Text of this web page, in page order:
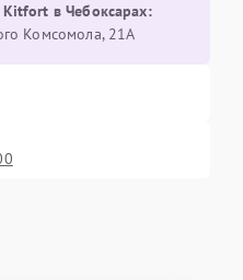
Kitfort в Чебоксарах:
Комсомола, 21А